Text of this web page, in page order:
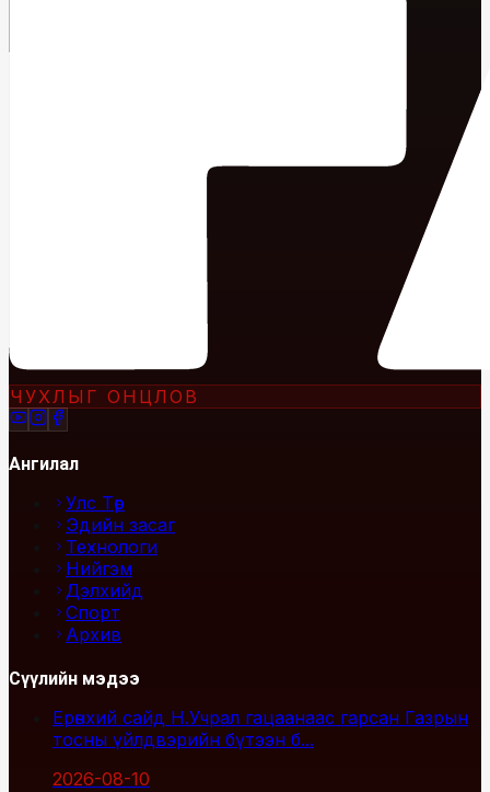
ЧУХЛЫГ ОНЦЛОВ
Ангилал
Улс Төр
Эдийн засаг
Технологи
Нийгэм
Дэлхийд
Спорт
Архив
Сүүлийн мэдээ
Ерөнхий сайд Н.Учрал гацаанаас гарсан Газрын
тосны үйлдвэрийн бүтээн б...
2026-08-10